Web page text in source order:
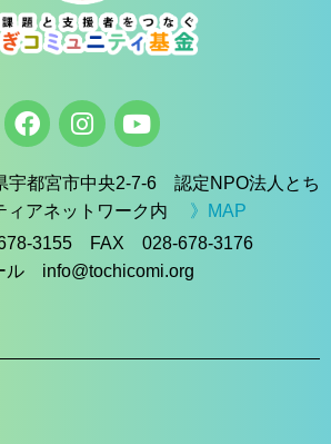
都宮市中央2-7-6 認定NPO法人とち
ィアネットワーク内 》MAP
3155 FAX 028-678-3176
ル info@tochicomi.org